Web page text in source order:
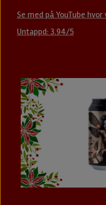
Se med på YouTube
Untappd: 3.94/5